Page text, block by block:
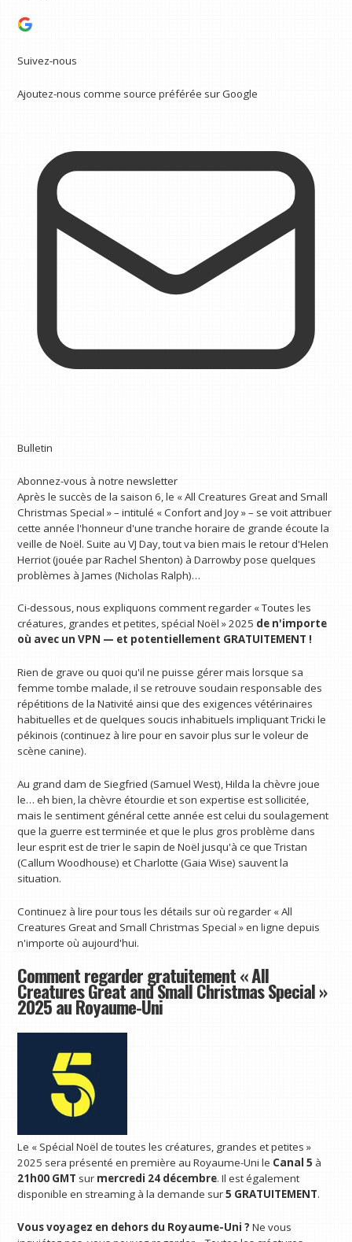
Suivez-nous
Ajoutez-nous comme source préférée sur Google
Bulletin
Abonnez-vous à notre newsletter
Après le succès de la saison 6, le « All Creatures Great and Small
Christmas Special » – intitulé « Confort and Joy » – se voit attribuer
cette année l'honneur d'une tranche horaire de grande écoute la
veille de Noël. Suite au VJ Day, tout va bien mais le retour d'Helen
Herriot (jouée par Rachel Shenton) à Darrowby pose quelques
problèmes à James (Nicholas Ralph)…
Ci-dessous, nous expliquons comment regarder « Toutes les
créatures, grandes et petites, spécial Noël » 2025 de n'importe
où avec un VPN — et potentiellement GRATUITEMENT !
Rien de grave ou quoi qu'il ne puisse gérer mais lorsque sa
femme tombe malade, il se retrouve soudain responsable des
répétitions de la Nativité ainsi que des exigences vétérinaires
habituelles et de quelques soucis inhabituels impliquant Tricki le
pékinois (continuez à lire pour en savoir plus sur le voleur de
scène canine).
Au grand dam de Siegfried (Samuel West), Hilda la chèvre joue
le… eh bien, la chèvre étourdie et son expertise est sollicitée,
mais le sentiment général cette année est celui du soulagement
que la guerre est terminée et que le plus gros problème dans
leur esprit est de trier le sapin de Noël jusqu'à ce que Tristan
(Callum Woodhouse) et Charlotte (Gaia Wise) sauvent la
situation.
Continuez à lire pour tous les détails sur où regarder « All
Creatures Great and Small Christmas Special » en ligne depuis
n'importe où aujourd'hui.
Comment regarder gratuitement « All
Creatures Great and Small Christmas Special »
2025 au Royaume-Uni
Le « Spécial Noël de toutes les créatures, grandes et petites »
2025 sera présenté en première au Royaume-Uni le Canal 5 à
21h00 GMT sur mercredi 24 décembre. Il est également
disponible en streaming à la demande sur5 GRATUITEMENT.
Vous voyagez en dehors du Royaume-Uni ? Ne vous